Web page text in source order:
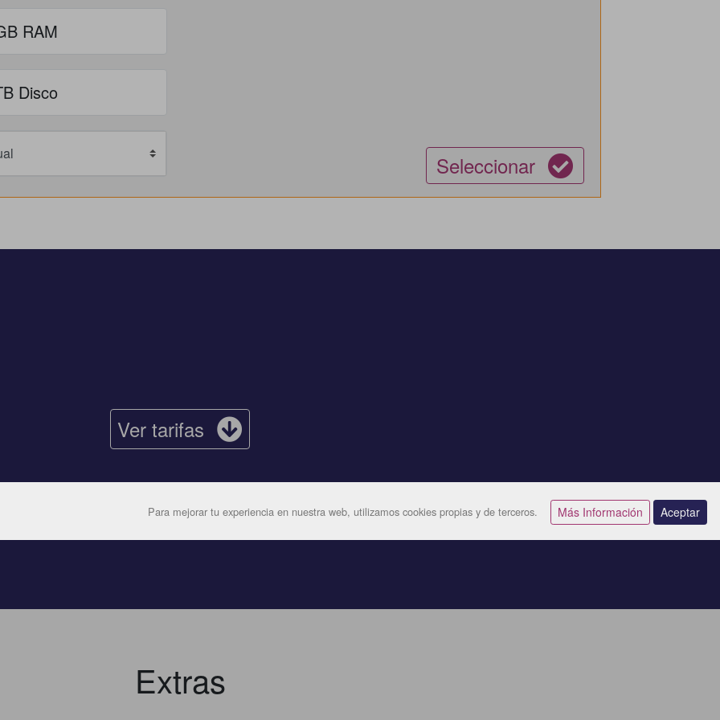
Para mejorar tu experiencia en nuestra web, utilizamos cookies propias y de terceros. Más Información Aceptar
RAM
Disco
Seleccionar
Ver tarifas
Extras